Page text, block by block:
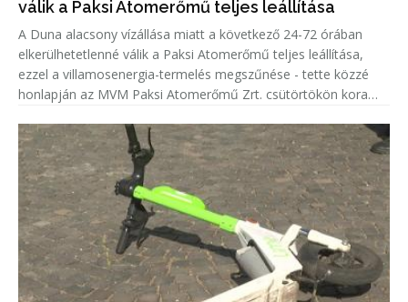
válik a Paksi Atomerőmű teljes leállítása
A Duna alacsony vízállása miatt a következő 24-72 órában
elkerülhetetlenné válik a Paksi Atomerőmű teljes leállítása,
ezzel a villamosenergia-termelés megszűnése - tette közzé
honlapján az MVM Paksi Atomerőmű Zrt. csütörtökön kora